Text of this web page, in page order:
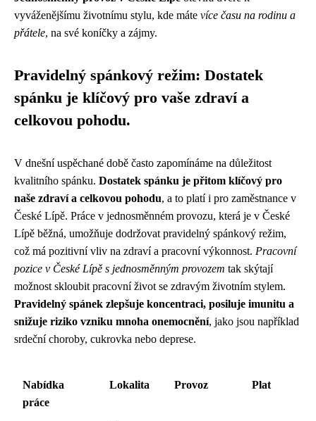
vyváženějšímu životnímu stylu, kde máte více času na rodinu a
přátele, na své koníčky a zájmy.
Pravidelný spánkový režim: Dostatek
spánku je klíčový pro vaše zdraví a
celkovou pohodu.
V dnešní uspěchané době často zapomínáme na důležitost
kvalitního spánku. Dostatek spánku je přitom klíčový pro
naše zdraví a celkovou pohodu, a to platí i pro zaměstnance v
České Lípě. Práce v jednosměnném provozu, která je v České
Lípě běžná, umožňuje dodržovat pravidelný spánkový režim,
což má pozitivní vliv na zdraví a pracovní výkonnost. Pracovní
pozice v České Lípě s jednosměnným provozem tak skýtají
možnost skloubit pracovní život se zdravým životním stylem.
Pravidelný spánek zlepšuje koncentraci, posiluje imunitu a
snižuje riziko vzniku mnoha onemocnění, jako jsou například
srdeční choroby, cukrovka nebo deprese.
Nabídka
práce
Lokalita Provoz Plat